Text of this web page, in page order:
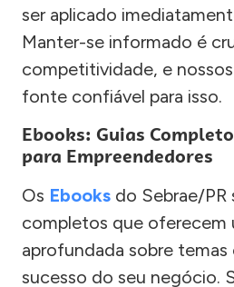
ser aplicado
Manter-se informado é
competitividade, e
fonte confiável para isso.
Ebooks: Guias
para Empreendedores
Os Ebooks do Sebrae/PR
completos que oferecem
aprofundada sobre temas
sucesso do seu negócio.